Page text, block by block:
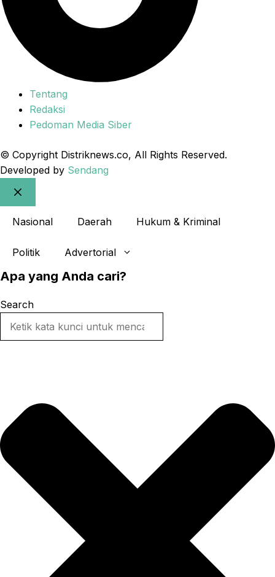
Tentang
Redaksi
Pedoman Media Siber
© Copyright Distriknews.co, All Rights Reserved.
Developed by Sendang
Close
Nasional
Daerah Hukum & Kriminal
Politik Advertorial
Apa yang Anda cari?
Search